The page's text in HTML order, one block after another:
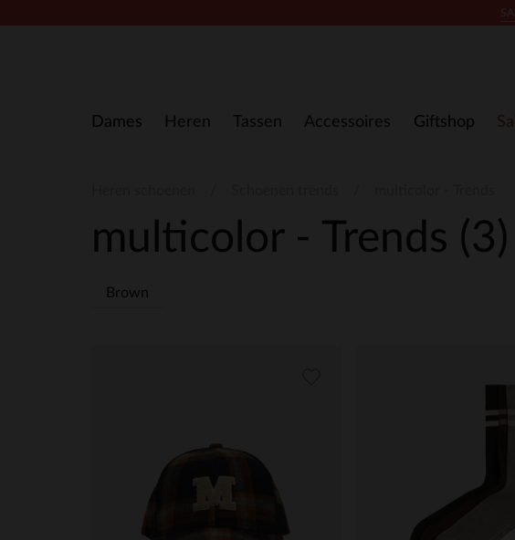
Dames Heren Tassen Accessoires Giftshop
multicolor - Trends (3)
Brown